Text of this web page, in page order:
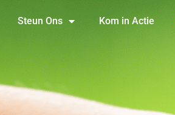
Steun Ons Kom in Actie